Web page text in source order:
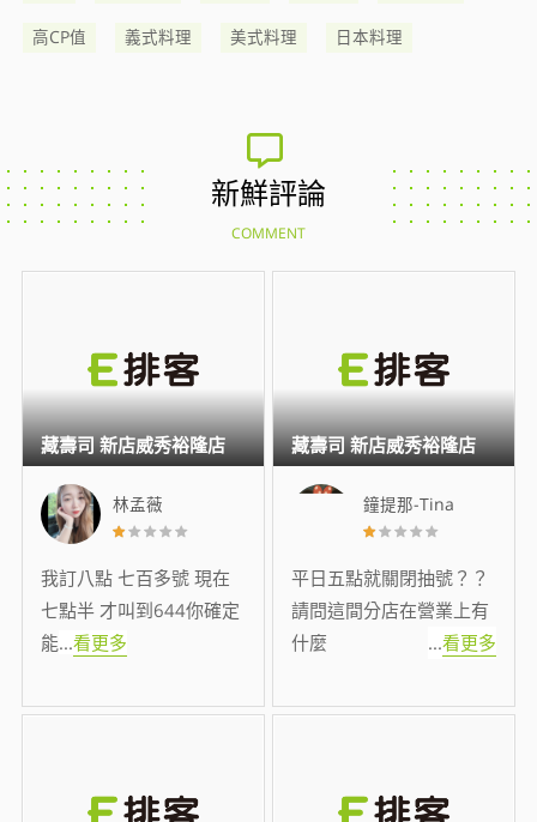
高CP值 義式料理 美式料理 日本料理
新鮮評論
COMMENT
林孟薇
我訂八點 七百多號 現在
七點半 才叫到644你確定
能...看更多
藏壽司 新店威秀裕隆店
鐘提那-Tina
平日五點就關閉抽號？？
請問這間分店在營業上有
什麼
...看更多
藏壽司 新店威秀裕隆店